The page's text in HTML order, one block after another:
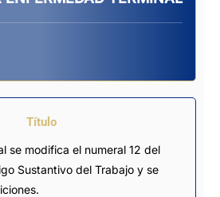
Título
se modifica el numeral 12 del
Sustantivo del Trabajo y se